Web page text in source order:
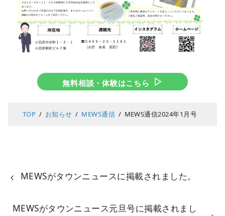
無料相談・体験はこちら
TOP お知らせ MEWS通信 MEWS通信2024年1月号
MEWSがタウンニュースに掲載されました。
MEWSがタウンニュース元旦号に掲載されまし